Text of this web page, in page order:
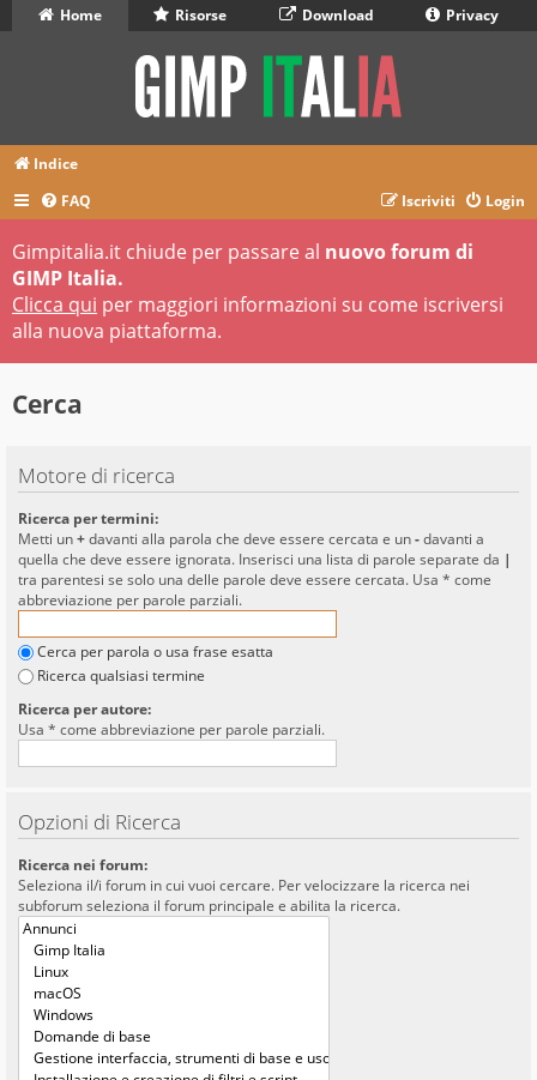
Home Risorse Download Privacy
Indice
FAQ
Login
Iscriviti
Gimpitalia.it chiude per passare al nuovo forum di
GIMP Italia.
Clicca qui per maggiori informazioni su come iscriversi
alla nuova piattaforma.
Cerca
Motore di ricerca
Ricerca per termini:
Metti un+davanti alla parola che deve essere cercata e un-davanti a
quella che deve essere ignorata. Inserisci una lista di parole separate da |
tra parentesi se solo una delle parole deve essere cercata. Usa * come
abbreviazione per parole parziali.
Cerca per parola o usa frase esatta
Ricerca qualsiasi termine
Ricerca per autore:
Usa * come abbreviazione per parole parziali.
Opzioni di Ricerca
Ricerca nei forum:
Seleziona il/i forum in cui vuoi cercare. Per velocizzare la ricerca nei
subforum seleziona il forum principale e abilita la ricerca.